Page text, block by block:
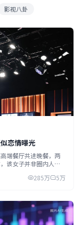
影视八卦
恋情曝光
端餐厅共进晚餐，两
该女子并非圈内人
285万 5万